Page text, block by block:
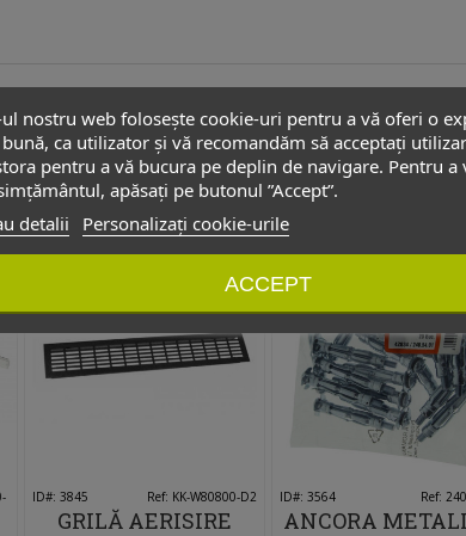
au cumparat acest produs au
Îmi place
ID#: 3845 Ref: KK-W80800-D2
GRILĂ AERISIRE
NOU
NOU
Îmi place
ID#: 3564 Ref:
ANCORA
ul nostru web folosește cookie-uri pentru a vă oferi o
ca utilizator și vă recomandăm să acceptați
pentru a vă bucura pe deplin de navigare. Pentru a
apăsați pe butonul ”Accept”.
detalii
Personalizați cookie-urile
ACCEPT